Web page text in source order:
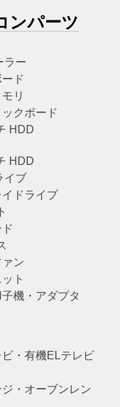
ンパーツ
ラー
ド
リ
クボード
HDD
HDD
イブ
ドライブ
ン
ト
機・アダプタ
・有機ELテレビ
・オーブンレン